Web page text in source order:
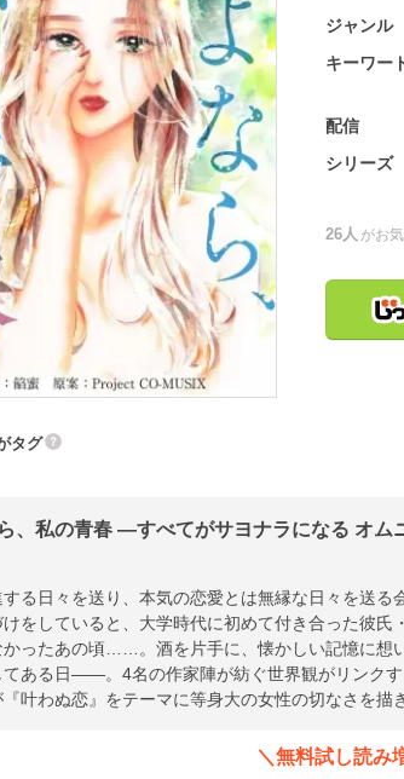
ジャンル
キーワー
配信
シリーズ
26人 がお
タグ
ら、私の青春 ―すべてがサヨナラになる オ
る日々を送り、本気の恋愛とは無縁な日々を送
をしていると、大学時代に初めて付き合った彼
かったあの頃……。酒を片手に、懐かしい記憶に想
てある日――。4名の作家陣が紡ぐ世界観がリンク
叶わぬ恋』をテーマに等身大の女性の切なさを描
＼無料試し読み